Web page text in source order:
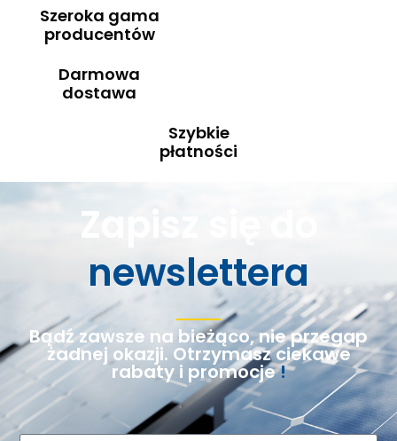
Szeroka gama
producentów
Darmowa
dostawa
Szybkie
płatności
Zapisz się do
newslettera
Bądź zawsze na bieżąco, nie przegap
żadnej okazji. Otrzymasz ciekawe
rabaty i promocje!